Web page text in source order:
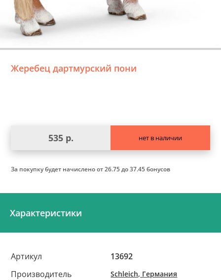
Жеребец дартмурский пони
535 р. нет в наличии
За покупку будет начисленоот 26.75 до 37.45 бонусов
Характеристики
Артикул
13692
Производитель
Schleich, Германия